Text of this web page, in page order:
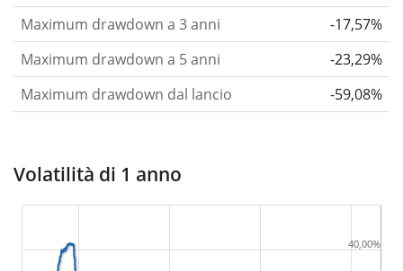
Maximum drawdown a 3 anni
-17,57%
Maximum drawdown a 5 anni
-23,29%
Maximum drawdown dal lancio
-59,08%
Volatilità di 1 anno
40,00%